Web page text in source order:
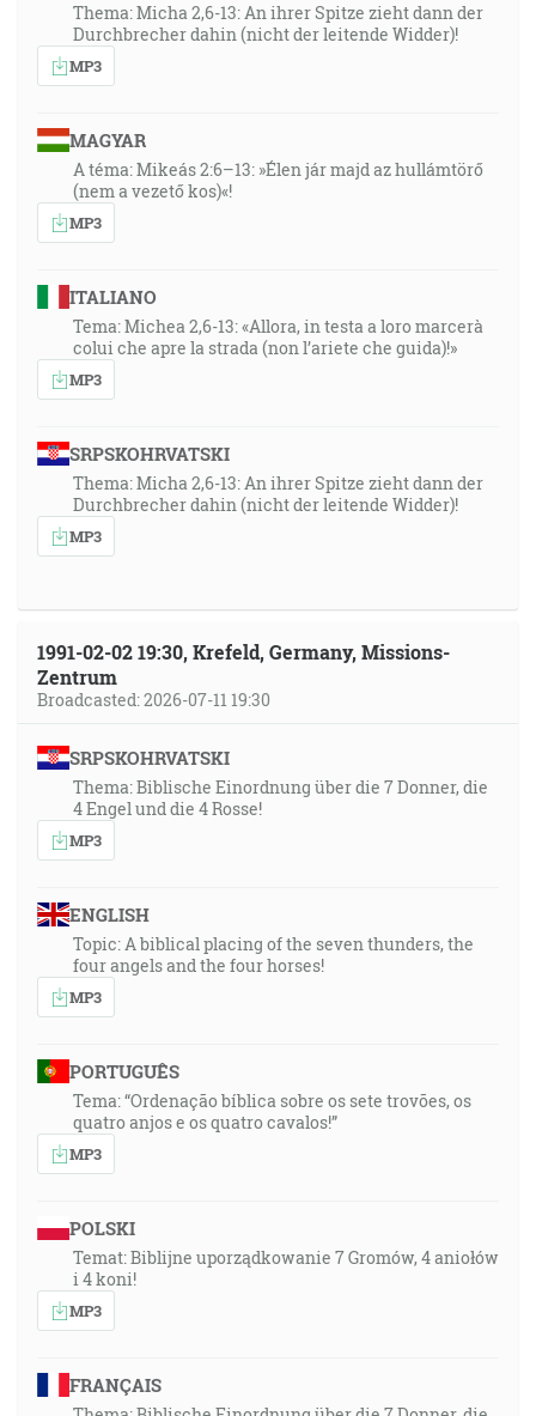
Thema: Micha 2,6-13: An ihrer Spitze zieht dann der
Durchbrecher dahin (nicht der leitende Widder)!
MP3
MAGYAR
A téma: Mikeás 2:6–13: »Élen jár majd az hullámtörő
(nem a vezető kos)«!
MP3
ITALIANO
Tema: Michea 2,6-13: «Allora, in testa a loro marcerà
colui che apre la strada (non l’ariete che guida)!»
MP3
SRPSKOHRVATSKI
Thema: Micha 2,6-13: An ihrer Spitze zieht dann der
Durchbrecher dahin (nicht der leitende Widder)!
MP3
1991-02-02 19:30, Krefeld, Germany, Missions-
Zentrum
Broadcasted: 2026-07-11 19:30
SRPSKOHRVATSKI
Thema: Biblische Einordnung über die 7 Donner, die
4 Engel und die 4 Rosse!
MP3
ENGLISH
Topic: A biblical placing of the seven thunders, the
four angels and the four horses!
MP3
PORTUGUÊS
Tema: “Ordenação bíblica sobre os sete trovões, os
quatro anjos e os quatro cavalos!”
MP3
POLSKI
Temat: Biblijne uporządkowanie 7 Gromów, 4 aniołów
i 4 koni!
MP3
FRANÇAIS